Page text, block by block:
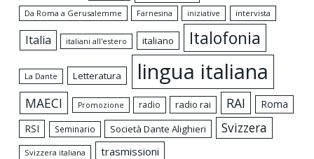
Da Roma a Gerusalemme
Farnesina iniziative intervista
Italia italiani all'estero italiano Italofonia
La Dante Letteratura lingua italiana
MAECI Promozione radio radio rai RAI
Roma
RSI
Seminario Società Dante Alighieri Svizzera
Svizzera italiana trasmissioni